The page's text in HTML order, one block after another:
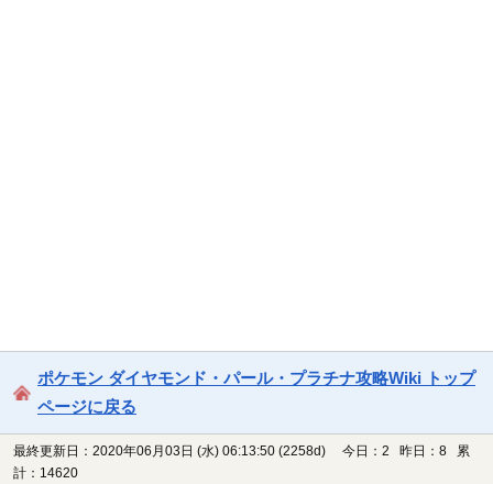
ポケモン ダイヤモンド・パール・プラチナ攻略Wiki トップ
ページに戻る
最終更新日：2020年06月03日 (水) 06:13:50 (2258d)
今日：2 昨日：8 累
計：14620